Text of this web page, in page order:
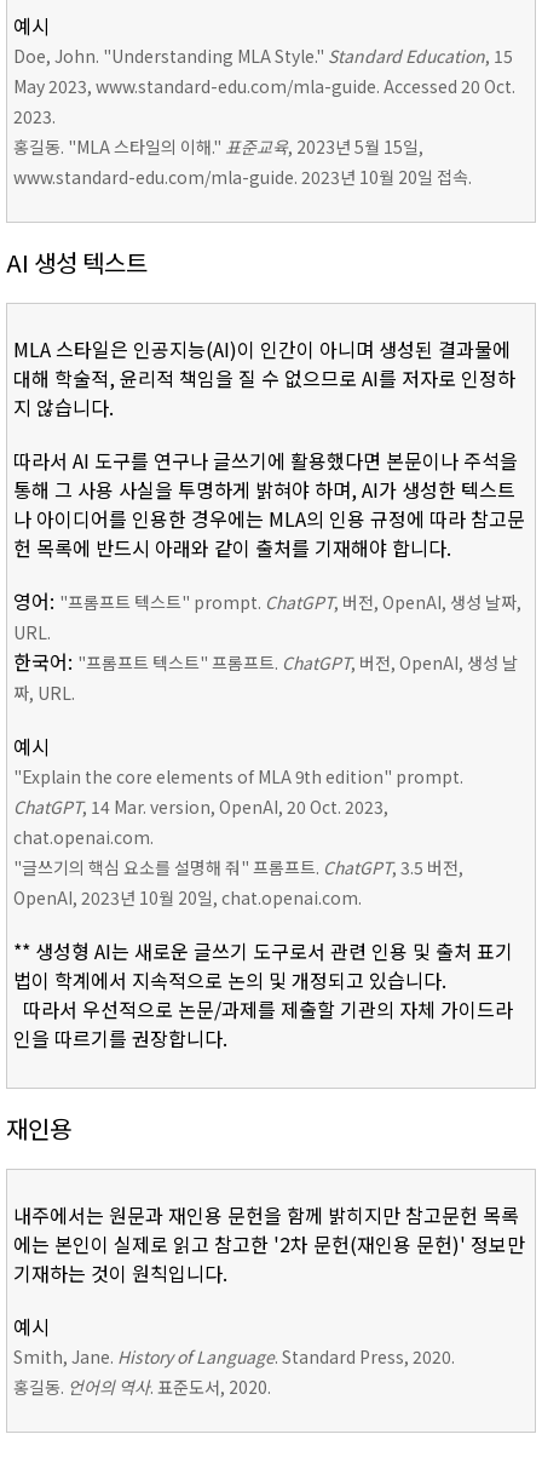
예시
Doe, John. "Understanding MLA Style." Standard Education, 15
May 2023, www.standard-edu.com/mla-guide. Accessed 20 Oct.
2023.
홍길동. "MLA 스타일의 이해." 표준교육, 2023년 5월 15일,
www.standard-edu.com/mla-guide. 2023년 10월 20일 접속.
AI 생성 텍스트
MLA 스타일은 인공지능(AI)이 인간이 아니며 생성된 결과물에
대해 학술적, 윤리적 책임을 질 수 없으므로 AI를 저자로 인정하
지 않습니다.
따라서 AI 도구를 연구나 글쓰기에 활용했다면 본문이나 주석을
통해 그 사용 사실을 투명하게 밝혀야 하며, AI가 생성한 텍스트
나 아이디어를 인용한 경우에는 MLA의 인용 규정에 따라 참고문
헌 목록에 반드시 아래와 같이 출처를 기재해야 합니다.
영어: "프롬프트 텍스트" prompt. ChatGPT, 버전, OpenAI, 생성 날짜,
URL.
한국어: "프롬프트 텍스트" 프롬프트. ChatGPT, 버전, OpenAI, 생성 날
짜, URL.
예시
"Explain the core elements of MLA 9th edition" prompt.
ChatGPT, 14 Mar. version, OpenAI, 20 Oct. 2023,
chat.openai.com.
"글쓰기의 핵심 요소를 설명해 줘" 프롬프트. ChatGPT, 3.5 버전,
OpenAI, 2023년 10월 20일, chat.openai.com.
** 생성형 AI는 새로운 글쓰기 도구로서 관련 인용 및 출처 표기
법이 학계에서 지속적으로 논의 및 개정되고 있습니다.
따라서 우선적으로 논문/과제를 제출할 기관의 자체 가이드라
인을 따르기를 권장합니다.
재인용
내주에서는 원문과 재인용 문헌을 함께 밝히지만 참고문헌 목록
에는 본인이 실제로 읽고 참고한 '2차 문헌(재인용 문헌)' 정보만
기재하는 것이 원칙입니다.
예시
Smith, Jane. History of Language. Standard Press, 2020.
홍길동. 언어의 역사. 표준도서, 2020.